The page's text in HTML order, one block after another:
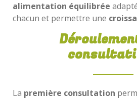
alimentation équilibrée
chacun et permettre une
La première consultation